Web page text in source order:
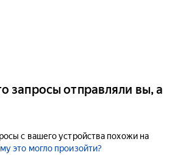
запросы отправляли вы, а
с вашего устройства похожи на
это могло произойти?